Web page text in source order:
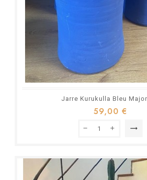
Jarre Kurukulla Bleu
59,00 €
trending_flat